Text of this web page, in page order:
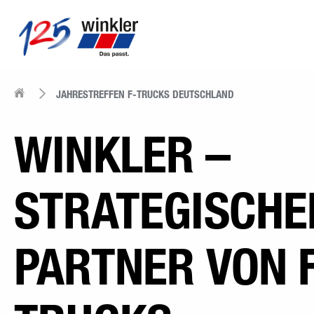
JAHRESTREFFEN F-TRUCKS DEUTSCHLAND
WINKLER –
PARTNER VON